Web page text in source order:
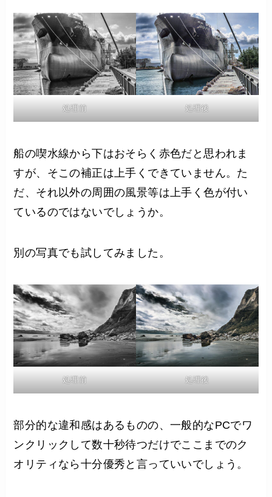
処理前 処理後
船の喫水線から下はおそらく赤色だと思われま
すが、そこの補正は上手くできていません。た
だ、それ以外の周囲の風景等は上手く色が付い
ているのではないでしょうか。
別の写真でも試してみました。
処理前 処理後
部分的な違和感はあるものの、一般的なPCでワ
ンクリックして数十秒待つだけでここまでのク
オリティなら十分優秀と言っていいでしょう。